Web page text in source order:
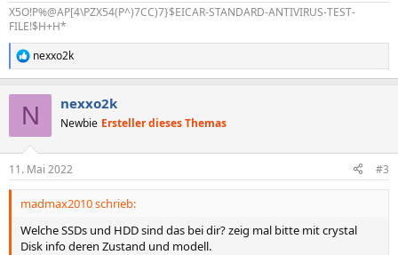
X5O!P%@AP[4\PZX54(P^)7CC)7}$EICAR-STANDARD-ANTIVIRUS-TEST-
FILE!$H+H*
R
e
e
n
nexxo2k
N nexxo2k
Newbie Ersteller dieses Themas
11. Mai 2022 #3
madmax2010 schrieb:
Welche SSDs und HDD sind das bei dir? zeig mal bitte mit crystal
Disk info deren Zustand und modell.